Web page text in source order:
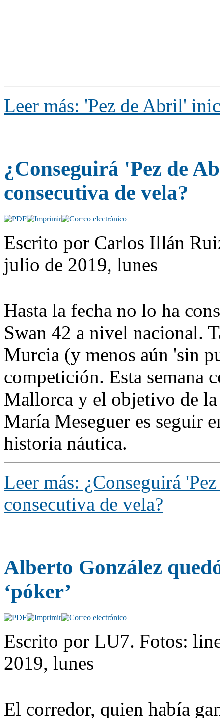
Leer más: 'Pez de Abril'
¿Conseguirá 'Pez de
consecutiva de vela?
Escrito por Carlos Illán
julio de 2019, lunes
Hasta la fecha no lo ha
Swan 42 a nivel nacional.
Murcia (y menos aún 'sin
competición. Esta semana
Mallorca y el objetivo de
María Meseguer es seguir
historia náutica.
Leer más: ¿Conseguirá
consecutiva de vela?
Alberto González
‘póker’
Escrito por LU7. Fotos:
2019, lunes
El corredor, quien había